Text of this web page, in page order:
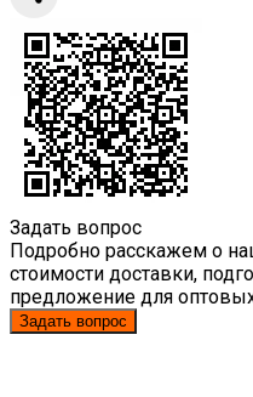
Задать вопрос
Подробно расскажем о
стоимости доставки,
предложение для
Задать вопрос